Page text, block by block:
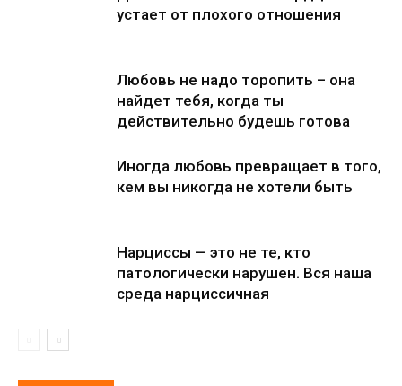
устает от плохого отношения
Любовь не надо торопить – она
найдет тебя, когда ты
действительно будешь готова
Иногда любовь превращает в того,
кем вы никогда не хотели быть
Нарциссы — это не те, кто
патологически нарушен. Вся наша
среда нарциссичная